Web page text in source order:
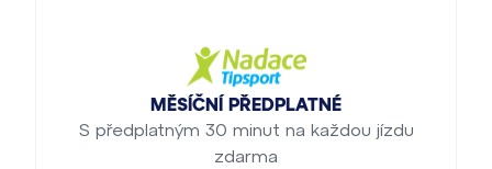
MĚSÍČNÍ PŘEDPLATNÉ
S předplatným 30 minut na každou jízdu
zdarma